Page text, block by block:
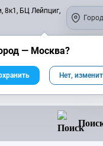
8к1, БЦ Лейпциг,
журнал
— Москва?
Нет,